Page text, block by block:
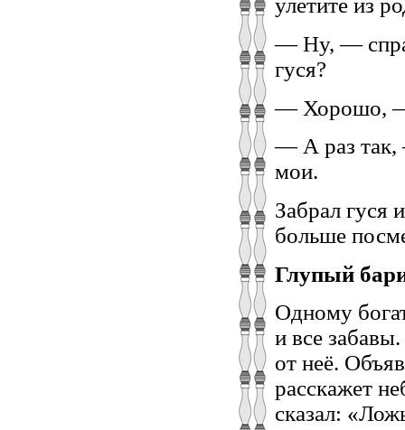
улетите из
— Ну, —
гуся?
— Хорошо, —
— А раз так,
мои.
Забрал гуся
больше
Глупый
Одному
и все
от неё.
расскажет
сказал: